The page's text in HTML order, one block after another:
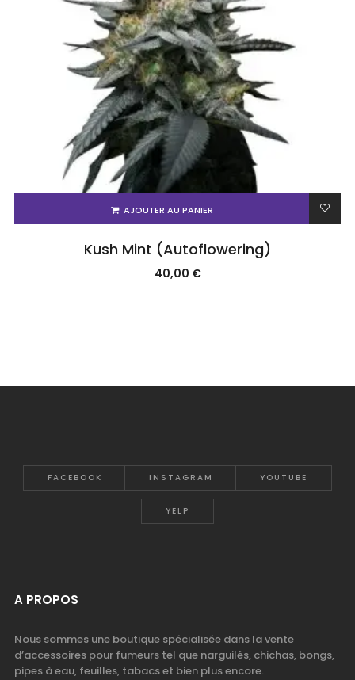
AJOUTER AU PANIER
Kush Mint (Autoflowering)
40,00 €
FACEBOOK INSTAGRAM YOUTUBE
YELP
A PROPOS
Nous sommes une boutique spécialisée dans la vente
d’accessoires pour fumeurs tel que narguilés, chichas, bongs,
pipes à eau, feuilles, tabacs et bien plus encore.